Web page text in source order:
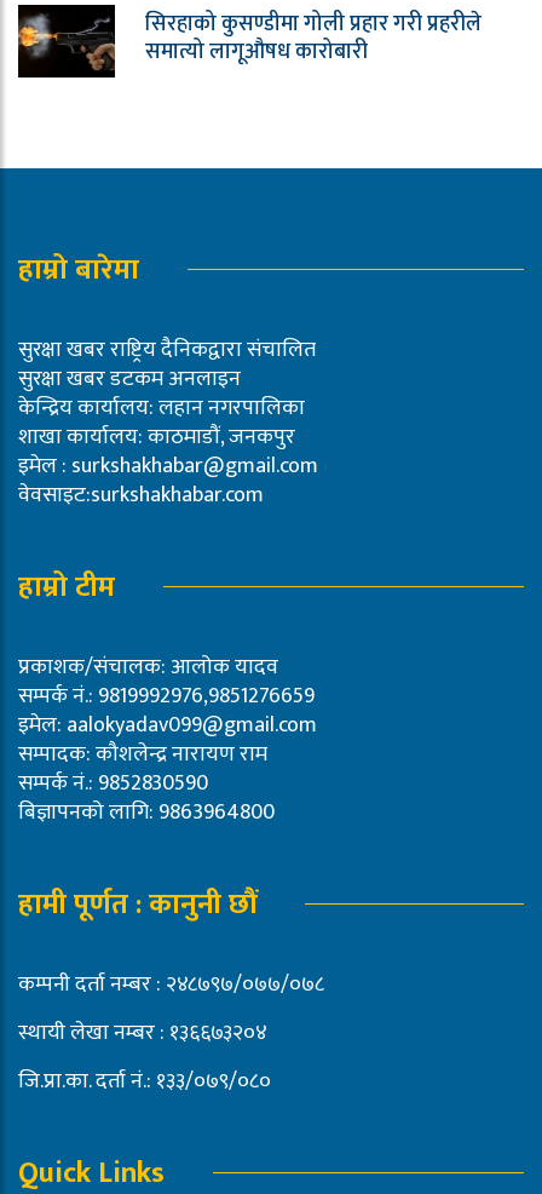
सिरहाको कुसण्डीमा गोली प्रहार गरी प्रहरीले
समात्यो लागूऔषध कारोबारी
हाम्रो बारेमा
सुरक्षा खबर राष्ट्रिय दैनिकद्वारा संचालित
सुरक्षा खबर डटकम अनलाइन
केन्द्रिय कार्यालय: लहान नगरपालिका
शाखा कार्यालय: काठमाडौं, जनकपुर
इमेल : surkshakhabar@gmail.com
वेवसाइट:surkshakhabar.com
हाम्रो टीम
प्रकाशक/संचालक: आलोक यादव
सम्पर्क नं.: 9819992976,9851276659
इमेल: aalokyadav099@gmail.com
सम्पादक: कौशलेन्द्र नारायण राम
सम्पर्क नं.: 9852830590
बिज्ञापनको लागि: 9863964800
हामी पूर्णत : कानुनी छौं
कम्पनी दर्ता नम्बर : २४८७९७/०७७/०७८
स्थायी लेखा नम्बर : १३६६७३२०४
जि.प्रा.का. दर्ता नं.: १३३/०७९/०८०
Quick Links